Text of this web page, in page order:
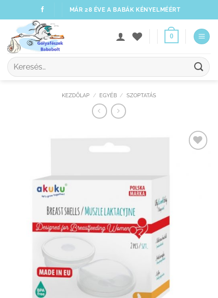
to
content
MÁR 28 ÉVE A BABÁK KÉNYELMÉÉRT
0
Keresés
a
KEZDŐLAP / EGYÉB / SZOPTATÁS